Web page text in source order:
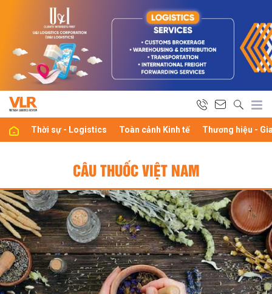
Thời sự - Logistics Toàn cảnh Kinh tế Thương hiệu -
CÂU THUỐC VIỆT NAM